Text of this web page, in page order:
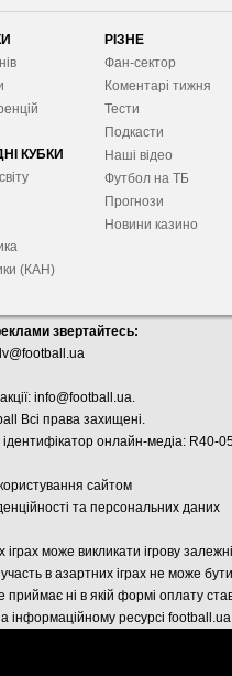
КУБКИ
(КАН)
РІЗНЕ
Фан-сектор
Коментарі тижня
Тести
Подкасти
Наші відео
Футбол на ТБ
Прогнози
Новини казино
звертайтесь:
info@football.ua.
Всі права захищені.
дентифікатор онлайн-медіа: R40-
сайтом
та персональних даних
може викликати ігрову
в азартних іграх не може
ні в якій формі оплату
ресурсі